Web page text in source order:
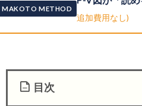
MAKOTO METHOD
追加費用なし)
目次